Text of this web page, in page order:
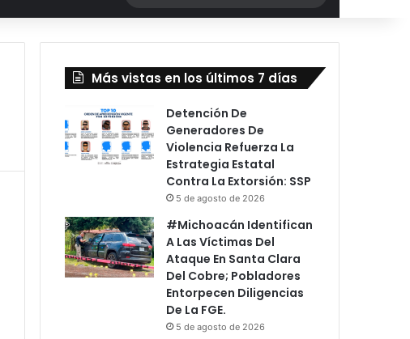
por
Más vistas en los últimos 7 días
Detención De
Generadores De
Violencia Refuerza La
Estrategia Estatal
Contra La Extorsión: SSP
5 de agosto de 2026
#Michoacán Identifican
A Las Víctimas Del
Ataque En Santa Clara
Del Cobre; Pobladores
Entorpecen Diligencias
De La FGE.
5 de agosto de 2026